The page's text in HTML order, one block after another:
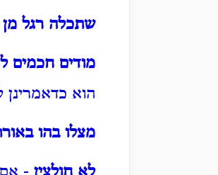
שתכלה רגל
מודים חכמים
הוא כדאמרינן
מצלו בהו